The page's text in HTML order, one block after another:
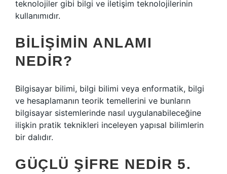
teknolojiler gibi bilgi ve iletişim teknolojilerinin
kullanımıdır.
BILIŞIMIN ANLAMI
NEDIR?
Bilgisayar bilimi, bilgi bilimi veya enformatik, bilgi
ve hesaplamanın teorik temellerini ve bunların
bilgisayar sistemlerinde nasıl uygulanabileceğine
ilişkin pratik teknikleri inceleyen yapısal bilimlerin
bir dalıdır.
GÜÇLÜ ŞIFRE NEDIR 5.